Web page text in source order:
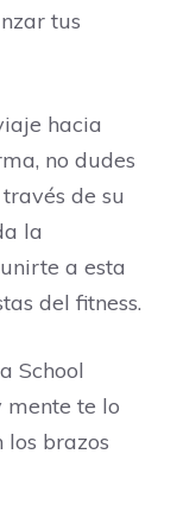
tus
hacia
no dudes
de su
la
a esta
del fitness.
School
mente te lo
los brazos